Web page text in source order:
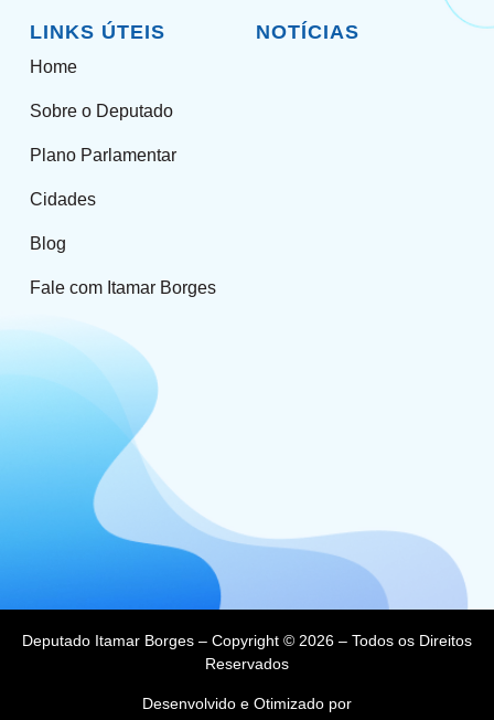
LINKS ÚTEIS
Home
Sobre o Deputado
Plano Parlamentar
Cidades
Blog
Fale com Itamar Borges
NOTÍCIAS
Deputado Itamar Borges – Copyright © 2026 – Todos os Direitos
Reservados
Desenvolvido e Otimizado por